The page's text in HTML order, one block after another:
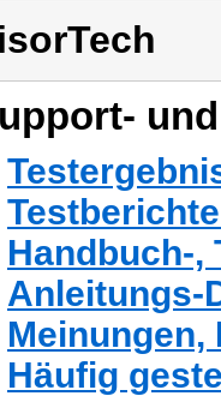
Handbuch-,
Anleitungs-
Häufig